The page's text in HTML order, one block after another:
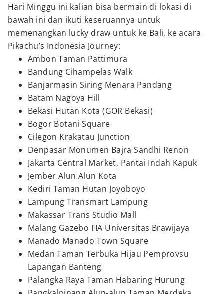
Hari Minggu ini kalian bisa bermain di lokasi di
bawah ini dan ikuti keseruannya untuk
memenangkan lucky draw untuk ke Bali, ke acara
Pikachu’s Indonesia Journey:
Ambon Taman Pattimura
Bandung Cihampelas Walk
Banjarmasin Siring Menara Pandang
Batam Nagoya Hill
Bekasi Hutan Kota (GOR Bekasi)
Bogor Botani Square
Cilegon Krakatau Junction
Denpasar Monumen Bajra Sandhi Renon
Jakarta Central Market, Pantai Indah Kapuk
Jember Alun Alun Kota
Kediri Taman Hutan Joyoboyo
Lampung Transmart Lampung
Makassar Trans Studio Mall
Malang Gazebo FIA Universitas Brawijaya
Manado Manado Town Square
Medan Taman Terbuka Hijau Pemprovsu
Lapangan Banteng
Palangka Raya Taman Habaring Hurung